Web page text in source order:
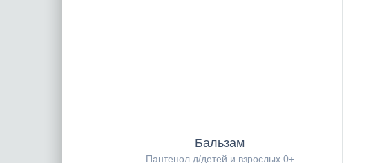
Бальзам
Пантенол д/детей и взрослых 0+